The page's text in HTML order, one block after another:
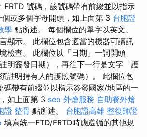
FRTD 號碼，該號碼帶有前綴並以指示
或多個字母開頭，如上面第 3 台胞證
學 點所述。 每個欄位的單字以英文、
顯示。 此欄位包含適當的機器可讀訊
檢查。 此欄位以「日期」一詞開頭
明簽發日期），再往下一行是文字「護
註明持有人的護照號碼）。 此欄位包
碼帶有前綴並以指示簽發國家/地區的一
如上面第 3 seo 外燴服務 自助餐外燴
證 整骨 點所述。 台胞證高雄 整復師證
填寫統一FTD/FRTD時應遵循的其他規